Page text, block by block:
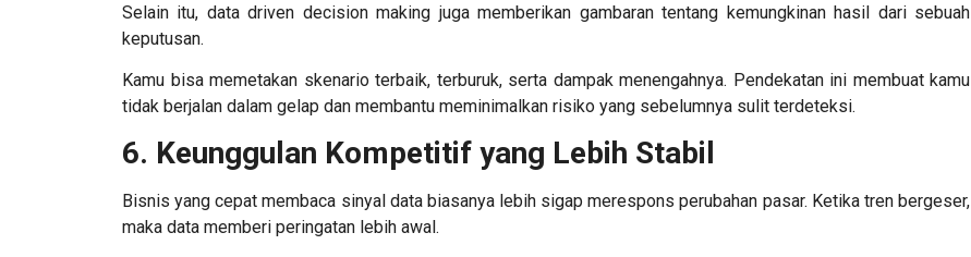
Selain itu, data driven decision making juga memberikan gambaran tentang kemungkinan hasil dari sebuah
keputusan.
Kamu bisa memetakan skenario terbaik, terburuk, serta dampak menengahnya. Pendekatan ini membuat kamu
tidak berjalan dalam gelap dan membantu meminimalkan risiko yang sebelumnya sulit terdeteksi.
6. Keunggulan Kompetitif yang Lebih Stabil
Bisnis yang cepat membaca sinyal data biasanya lebih sigap merespons perubahan pasar. Ketika tren bergeser,
maka data memberi peringatan lebih awal.